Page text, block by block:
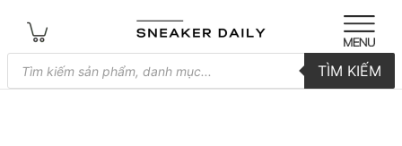
Tìm
kiếm
sản
TÌM KIẾM